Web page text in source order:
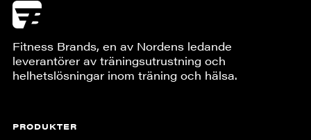
Fitness Brands, en av Nordens ledande
leverantörer av träningsutrustning och
helhetslösningar inom träning och hälsa.
PRODUKTER